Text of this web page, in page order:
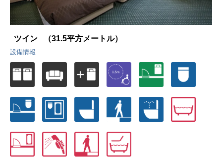
ツイン （31.5平方メートル）
設備情報